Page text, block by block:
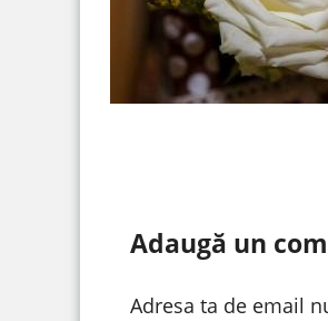
Adaugă un
Adresa ta de email